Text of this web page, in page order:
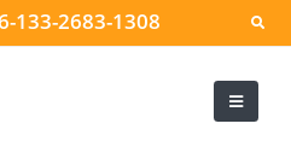
133-2683-1308